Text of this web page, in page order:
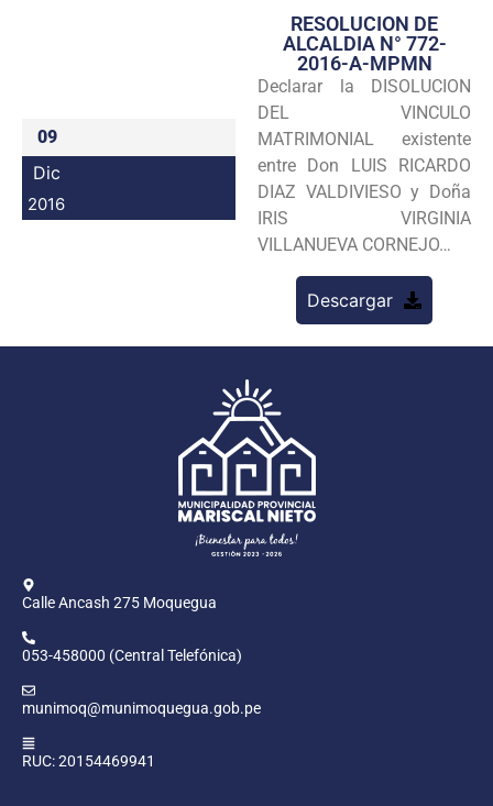
Transparencia
Seguridad
Programas
Intranet
09
Dic
2016
RESOLUCION DE
ALCALDIA N° 772-
2016-A-MPMN
Declarar la DISOLUCION
DEL VINCULO
MATRIMONIAL existente
entre Don LUIS RICARDO
DIAZ VALDIVIESO y Doña
IRIS VIRGINIA
VILLANUEVA CORNEJO…
Descargar
Calle Ancash 275 Moquegua
053-458000 (Central Telefónica)
munimoq@munimoquegua.gob.pe
RUC: 20154469941